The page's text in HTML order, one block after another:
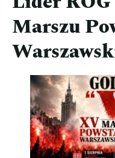
Marszu